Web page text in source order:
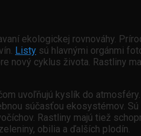
ekologickej rovnováhy.
Listy sú hlavnými orgánmi
nový cyklus života. Rastliny
uvoľňujú kyslík do
súčasťou ekosystémov.
Rastliny majú tiež
obilia a ďalších plodín.